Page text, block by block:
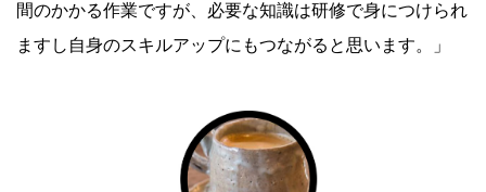
間のかかる作業ですが、必要な知識は研修で身につけられ
ますし自身のスキルアップにもつながると思います。」